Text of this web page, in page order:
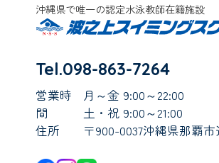
沖縄県で唯一の認定水泳教師在籍施設
Tel.098-863-7264
営業時
間
月～金 9:00～22:00
土・祝 9:00～21:00
住所
〒900-0037沖縄県那覇市